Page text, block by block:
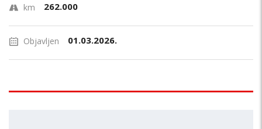
km 262.000
Objavljen 01.03.2026.